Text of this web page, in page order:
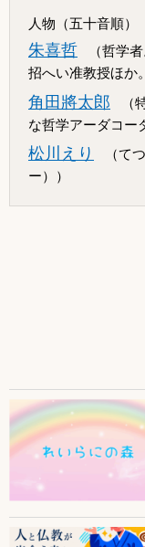
人物（五十音順）
朱喜哲
（哲学
招へい准教授ほか
角田將太郎
（
な哲学アーダコー
松川えり
（て
ー））
サブコンテン